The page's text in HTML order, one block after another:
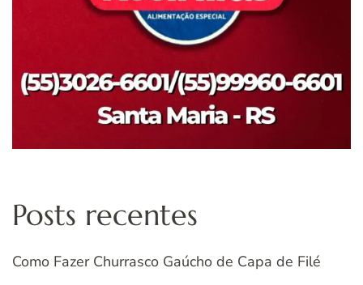
Posts recentes
Como Fazer Churrasco Gaúcho de Capa de Filé